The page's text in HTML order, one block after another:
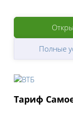
Полные
Тариф